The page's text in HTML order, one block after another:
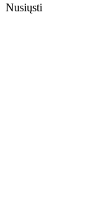
Nusiųsti